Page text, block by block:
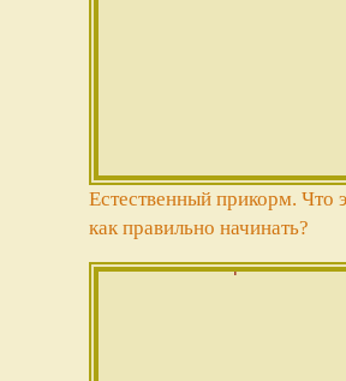
Естественный прикорм. Что
как правильно начинать?